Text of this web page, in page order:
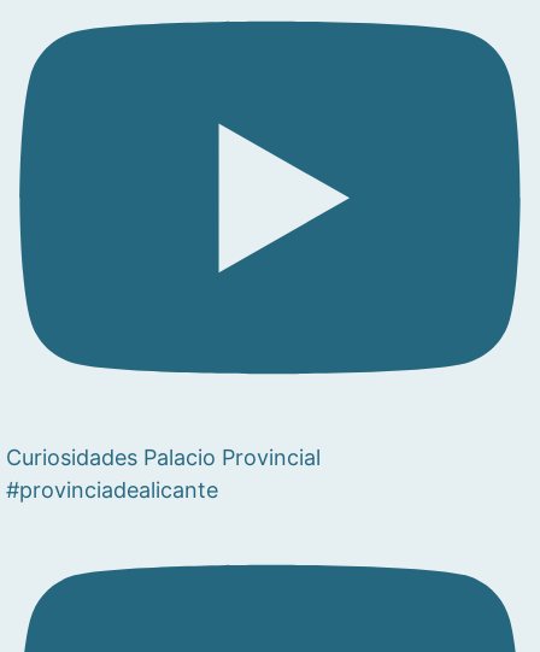
Curiosidades Palacio Provincial
#provinciadealicante